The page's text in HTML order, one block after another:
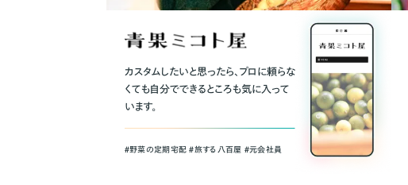
カスタムしたいと思ったら、プロに頼らな
くても自分でできるところも気に入って
います。
＃野菜の定期宅配 ＃旅する八百屋 ＃元会社員